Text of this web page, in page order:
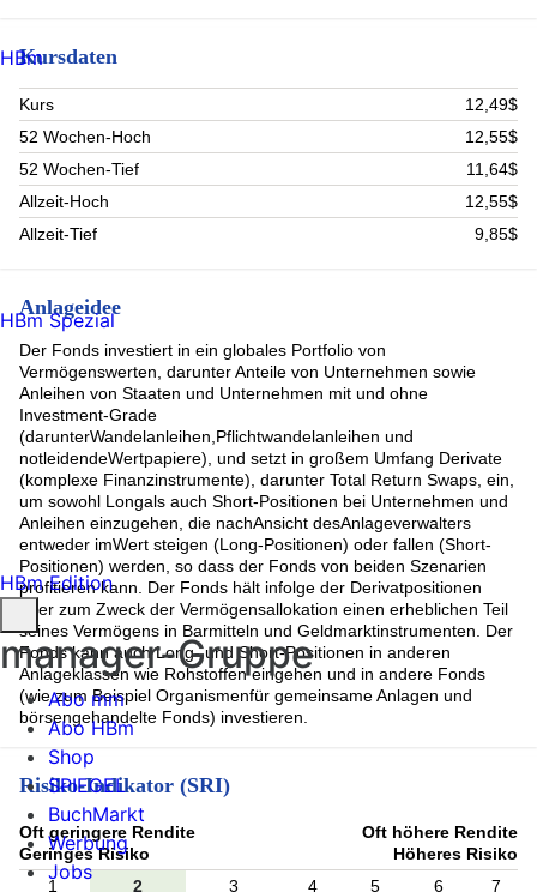
Kursdaten
Kurs
12,49$
52 Wochen-Hoch
12,55$
52 Wochen-Tief
11,64$
Allzeit-Hoch
12,55$
Allzeit-Tief
9,85$
Anlageidee
Der Fonds investiert in ein globales Portfolio von
Vermögenswerten, darunter Anteile von Unternehmen sowie
Anleihen von Staaten und Unternehmen mit und ohne
Investment-Grade
(darunterWandelanleihen,Pflichtwandelanleihen und
notleidendeWertpapiere), und setzt in großem Umfang Derivate
(komplexe Finanzinstrumente), darunter Total Return Swaps, ein,
um sowohl Longals auch Short-Positionen bei Unternehmen und
Anleihen einzugehen, die nachAnsicht desAnlageverwalters
entweder imWert steigen (Long-Positionen) oder fallen (Short-
Positionen) werden, so dass der Fonds von beiden Szenarien
profitieren kann. Der Fonds hält infolge der Derivatpositionen
oder zum Zweck der Vermögensallokation einen erheblichen Teil
seines Vermögens in Barmitteln und Geldmarktinstrumenten. Der
Fonds kann auch Long- und Short-Positionen in anderen
Anlageklassen wie Rohstoffen eingehen und in andere Fonds
(wie zum Beispiel Organismenfür gemeinsame Anlagen und
börsengehandelte Fonds) investieren.
Risiko-Indikator (SRI)
Oft geringere Rendite
Geringes Risiko
Oft höhere Rendite
Höheres Risiko
1
2 3 4 5 6 7
HBm
HBm Spezial
HBm Edition
manager-Gruppe
Abo mm
Abo HBm
Shop
SPIEGEL
BuchMarkt
Werbung
Jobs